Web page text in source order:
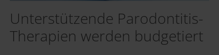
Unterstützende Parodontitis-
Therapien werden budgetiert